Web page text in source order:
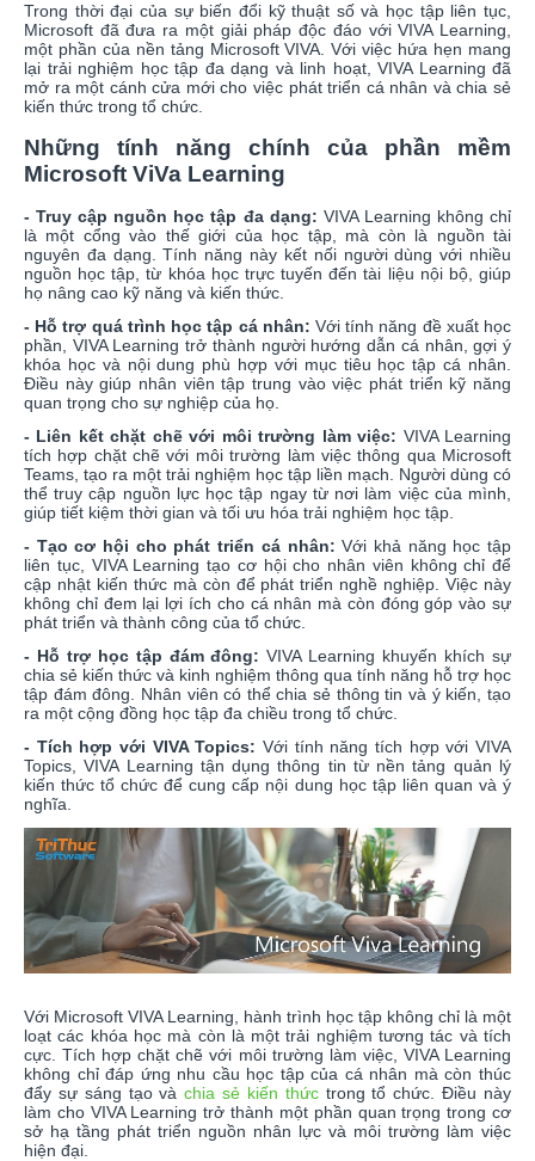
Trong thời đại của sự biến đổi kỹ thuật số và học tập liên tục,
Microsoft đã đưa ra một giải pháp độc đáo với VIVA Learning,
một phần của nền tảng Microsoft VIVA. Với việc hứa hẹn mang
lại trải nghiệm học tập đa dạng và linh hoạt, VIVA Learning đã
mở ra một cánh cửa mới cho việc phát triển cá nhân và chia sẻ
kiến thức trong tổ chức.
Những tính năng chính của phần mềm
Microsoft ViVa Learning
- Truy cập nguồn học tập đa dạng: VIVA Learning không chỉ
là một cổng vào thế giới của học tập, mà còn là nguồn tài
nguyên đa dạng. Tính năng này kết nối người dùng với nhiều
nguồn học tập, từ khóa học trực tuyến đến tài liệu nội bộ, giúp
họ nâng cao kỹ năng và kiến thức.
- Hỗ trợ quá trình học tập cá nhân: Với tính năng đề xuất học
phần, VIVA Learning trở thành người hướng dẫn cá nhân, gợi ý
khóa học và nội dung phù hợp với mục tiêu học tập cá nhân.
Điều này giúp nhân viên tập trung vào việc phát triển kỹ năng
quan trọng cho sự nghiệp của họ.
- Liên kết chặt chẽ với môi trường làm việc: VIVA Learning
tích hợp chặt chẽ với môi trường làm việc thông qua Microsoft
Teams, tạo ra một trải nghiệm học tập liền mạch. Người dùng có
thể truy cập nguồn lực học tập ngay từ nơi làm việc của mình,
giúp tiết kiệm thời gian và tối ưu hóa trải nghiệm học tập.
- Tạo cơ hội cho phát triển cá nhân: Với khả năng học tập
liên tục, VIVA Learning tạo cơ hội cho nhân viên không chỉ để
cập nhật kiến thức mà còn để phát triển nghề nghiệp. Việc này
không chỉ đem lại lợi ích cho cá nhân mà còn đóng góp vào sự
phát triển và thành công của tổ chức.
- Hỗ trợ học tập đám đông:VIVA Learning khuyến khích sự
chia sẻ kiến thức và kinh nghiệm thông qua tính năng hỗ trợ học
tập đám đông. Nhân viên có thể chia sẻ thông tin và ý kiến, tạo
ra một cộng đồng học tập đa chiều trong tổ chức.
- Tích hợp với VIVA Topics: Với tính năng tích hợp với VIVA
Topics, VIVA Learning tận dụng thông tin từ nền tảng quản lý
kiến thức tổ chức để cung cấp nội dung học tập liên quan và ý
nghĩa.
Với Microsoft VIVA Learning, hành trình học tập không chỉ là một
loạt các khóa học mà còn là một trải nghiệm tương tác và tích
cực. Tích hợp chặt chẽ với môi trường làm việc, VIVA Learning
không chỉ đáp ứng nhu cầu học tập của cá nhân mà còn thúc
đẩy sự sáng tạo vàchia sẻ kiến thứctrong tổ chức. Điều này
làm cho VIVA Learning trở thành một phần quan trọng trong cơ
sở hạ tầng phát triển nguồn nhân lực và môi trường làm việc
hiện đại.